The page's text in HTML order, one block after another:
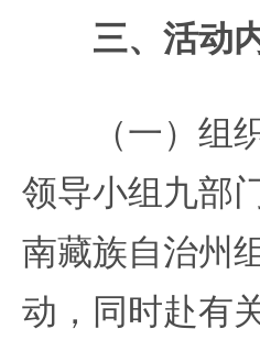
三、活动
（一）组织
领导小组九部
南藏族自治州
动，同时赴有